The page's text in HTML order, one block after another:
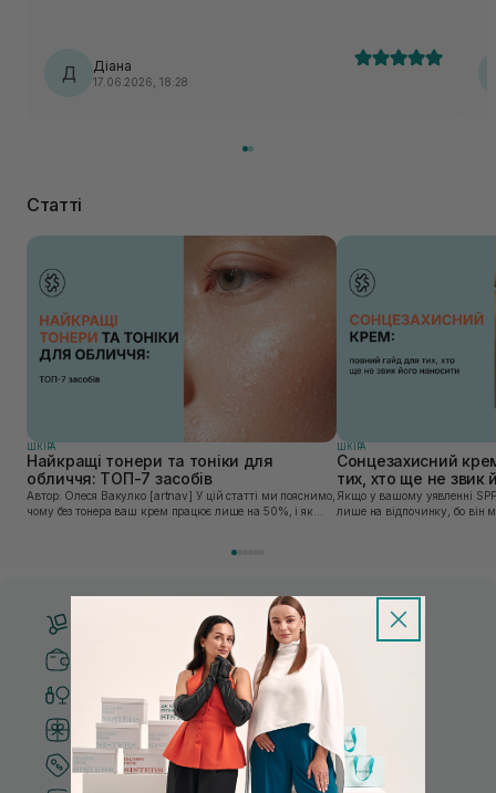
Д Діана
17.06.2026, 18:28
Статті
ШКIРА
Найкращі тонери та тоніки для
обличчя: ТОП-7 засобів
Автор: Олеся Вакулко [artnav] У цій статті ми пояснимо,
чому без тонера ваш крем працює лише на 50%, і як
ШКIРА
Сонцезахисний
тих, хто ще не звик
Якщо у вашому уявленні
лише на відпочинку, бо він
Безкоштовна доставка від 3000 UAH
Безпечні способи оплати
Тільки оригінальна косметика
Система бонусів та лояльності
Кращі ціни та топ товари